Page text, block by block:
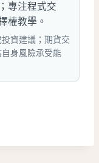
專注程式交
權教學。
資建議；期貨交
身風險承受能